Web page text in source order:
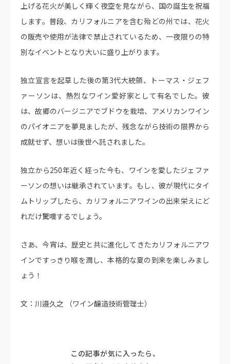
上げる花火が美しく輝く夜空を見ながら、国の誕生を祝福
します。普段、カリフォルニアを含む殆どの州では、花火
の販売や使用が法律で禁止されているため、一夜限りの特
別なイベントとなり大いに盛り上がります。
独立宣言を起草した後の第3代大統領、トーマス・ジェフ
ァーソンは、熱烈なワイン愛好家として有名でした。彼
は、故郷のバージニアでブドウを栽培、アメリカンワイン
のパイオニアを夢見ましたが、残念ながら技術の限界から
成就せず、想いは後世へ託されました。
独立から250年近く経った今も、ワインを愛したジェファ
ーソンの想いは継承されています。もし、彼が現代にタイ
ムトリップしたら、カリフォルニアワインの出来栄えにど
れだけ驚嘆するでしょう。
さあ、今宵は、歴史と共に進化してきたカリフォルニアワ
インですっきり喉を潤し、本格的な夏の到来を楽しみまし
ょう！
文：川邉久之 （ワイン醸造技術管理士）
この記事が気に入ったら、